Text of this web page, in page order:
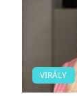
VIRÁLY